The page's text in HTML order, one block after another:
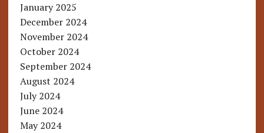
January 2025
December 2024
November 2024
October 2024
September 2024
August 2024
July 2024
June 2024
May 2024